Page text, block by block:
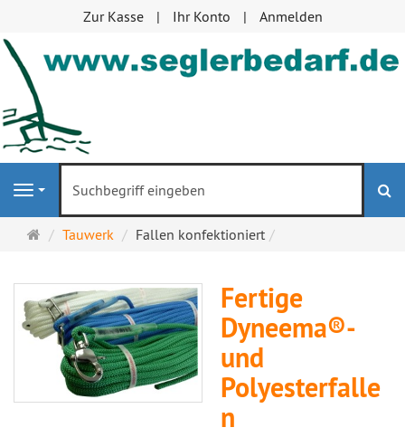
Zur Kasse Ihr Konto Anmelden
Navigation
Startseite
Tauwerk Fallen konfektioniert
Fertige
Dyneema®-
und
Polyesterfalle
n